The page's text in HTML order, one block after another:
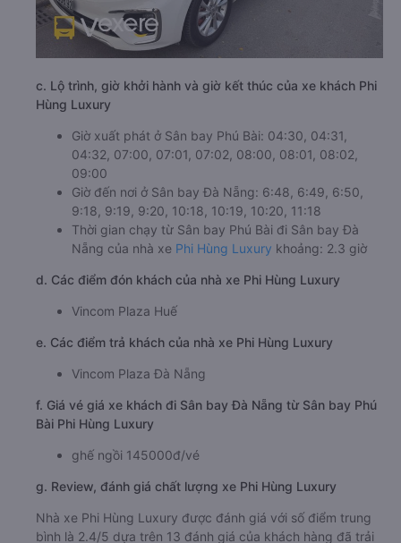
c. Lộ trình, giờ khởi hành và giờ kết thúc của xe khách Phi
Hùng Luxury
Giờ xuất phát ở Sân bay Phú Bài: 04:30, 04:31,
04:32, 07:00, 07:01, 07:02, 08:00, 08:01, 08:02,
09:00
Giờ đến nơi ở Sân bay Đà Nẵng: 6:48, 6:49, 6:50,
9:18, 9:19, 9:20, 10:18, 10:19, 10:20, 11:18
Thời gian chạy từ Sân bay Phú Bài đi Sân bay Đà
Nẵng của nhà xe Phi Hùng Luxury khoảng: 2.3 giờ
d. Các điểm đón khách của nhà xe Phi Hùng Luxury
Vincom Plaza Huế
e. Các điểm trả khách của nhà xe Phi Hùng Luxury
Vincom Plaza Đà Nẵng
f. Giá vé giá xe khách đi Sân bay Đà Nẵng từ Sân bay Phú
Bài Phi Hùng Luxury
ghế ngồi 145000đ/vé
g. Review, đánh giá chất lượng xe Phi Hùng Luxury
Nhà xe Phi Hùng Luxury được đánh giá với số điểm trung
bình là 2.4/5 dựa trên 13 đánh giá của khách hàng đã trải